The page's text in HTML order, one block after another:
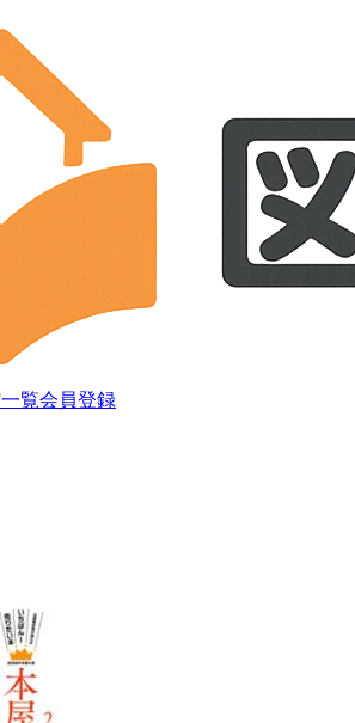
覧会員登録